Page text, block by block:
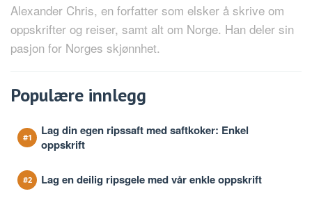
Alexander Chris, en forfatter som elsker å skrive om
oppskrifter og reiser, samt alt om Norge. Han deler sin
pasjon for Norges skjønnhet.
Populære innlegg
Lag din egen ripssaft med saftkoker: Enkel
oppskrift
Lag en deilig ripsgele med vår enkle oppskrift